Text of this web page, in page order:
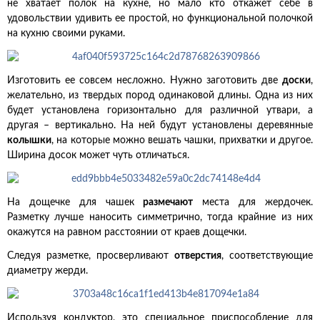
не хватает полок на кухне, но мало кто откажет себе в
удовольствии удивить ее простой, но функциональной полочкой
на кухню своими руками.
Изготовить ее совсем несложно. Нужно заготовить две доски,
желательно, из твердых пород одинаковой длины. Одна из них
будет установлена горизонтально для различной утвари, а
другая – вертикально. На ней будут установлены деревянные
колышки, на которые можно вешать чашки, прихватки и другое.
Ширина досок может чуть отличаться.
На дощечке для чашекразмечают места для жердочек.
Разметку лучше наносить симметрично, тогда крайние из них
окажутся на равном расстоянии от краев дощечки.
Следуя разметке, просверливают отверстия, соответствующие
диаметру жерди.
Используя кондуктор, это специальное приспособление для